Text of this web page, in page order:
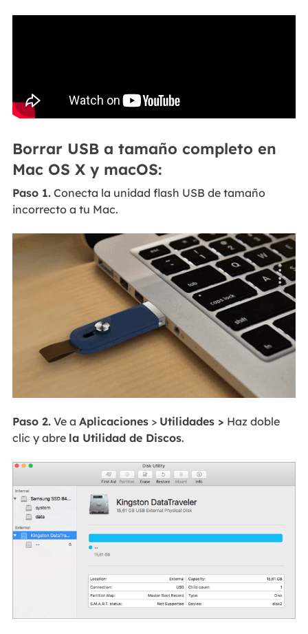
Borrar USB a tamaño completo en
Mac OS X y macOS:
Paso 1.Conecta la unidad flash USB de tamaño
incorrecto a tu Mac.
Paso 2.Ve a Aplicaciones> Utilidades > Haz doble
clic y abre la Utilidad de Discos.